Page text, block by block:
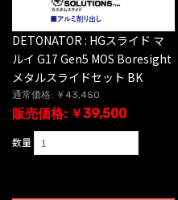
DETONATOR : HGスライド マ
ルイ G17 Gen5 MOS Boresight
メタルスライドセット BK
通常価格: ￥43,450
販売価格: ￥39,500
数量